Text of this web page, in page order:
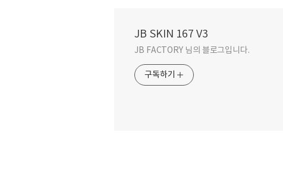
JB SKIN 167 V3
JB FACTORY 님의 블로그입니다.
구독하기